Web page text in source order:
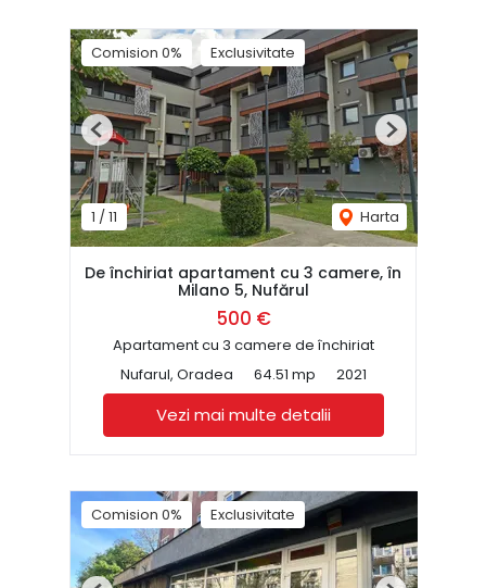
Comision 0% Exclusivitate
1 /11 Harta
Previous Next
De închiriat apartament cu 3 camere, în
Milano 5, Nufărul
500 €
Apartament cu 3 camere de închiriat
Nufarul, Oradea
64.51 mp 2021
Vezi mai multe detalii
Comision 0% Exclusivitate